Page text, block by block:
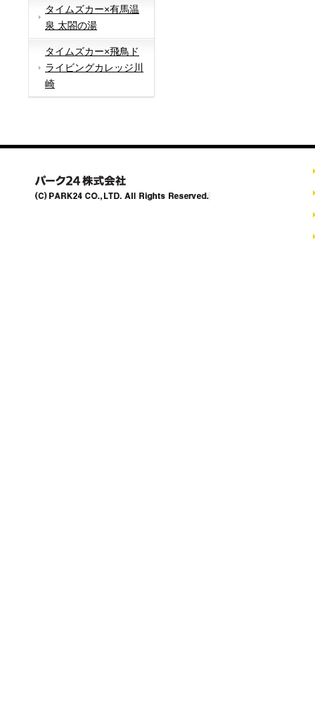
タイムズカー×有馬温
泉 太閤の湯
タイムズカー×飛鳥ド
ライビングカレッジ川
崎